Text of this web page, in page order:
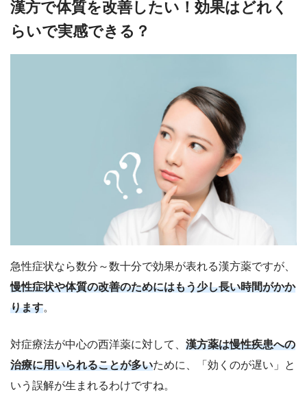
漢方で体質を改善したい！効果はどれく
らいで実感できる？
急性症状なら数分～数十分で効果が表れる漢方薬ですが、
慢性症状や体質の改善のためにはもう少し長い時間がかか
ります。
対症療法が中心の西洋薬に対して、 漢方薬は慢性疾患への
治療に用いられることが多いために、「効くのが遅い」と
いう誤解が生まれるわけですね。